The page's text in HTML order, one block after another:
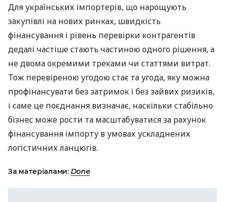
Для українських імпортерів, що нарощують
закупівлі на нових ринках, швидкість
фінансування і рівень перевірки контрагентів
дедалі частіше стають частиною одного рішення, а
не двома окремими треками чи статтями витрат.
Тож перевіреною угодою стає та угода, яку можна
профінансувати без затримок і без зайвих ризиків,
і саме це поєднання визначає, наскільки стабільно
бізнес може рости та масштабуватися за рахунок
фінансування імпорту в умовах ускладнених
логістичних ланцюгів.
За матеріалами: Done